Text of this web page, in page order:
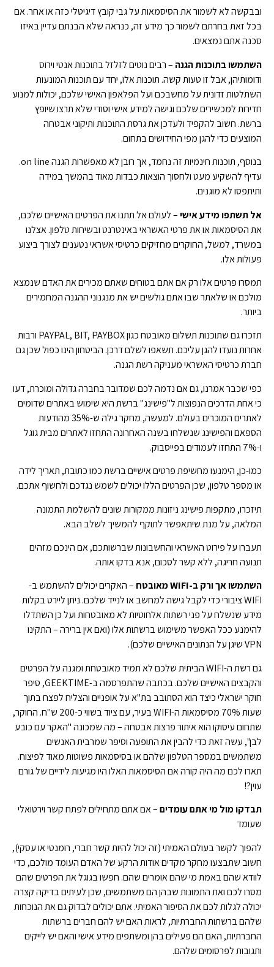
ובבקשה לא לשמור את הסיסמאות על גבי קובץ דיגיטלי כזה או אחר. אם
בכל זאת בחרתם לשמור כך מידע זה, כנראה שלא הבנתם עדיין באיזו
סכנה אתם נמצאים.
השתמשו בתוכנות הגנה – רבים נוטים לזלזל בתוכנות אנטי וירוס
ודומותיהן, אבל זו טעות קשה. תוכנות אלו, יחד עם תוכנות המונעות
השתלטות זדונית על מחשבכם ועל הפלאפון האישי שלכם, יכולות למנוע
חדירות למכשירים שלכם וגישה למידע אישי וסודי שלא תרצו שיופץ
ברשת. חשוב להקפיד ולעדכן את גרסת התוכנות ותיקוני אבטחה
המוצעים כדי להגן מפי החידושים בתחום.
בנוסף, תוכנות חינמיות זה נחמד, אך רובן לא מאפשרות הגנה on line.
עדיף להשקיע מעט ולחסוך הוצאות כבדות מאוד בהמשך במידה
ותיתפסו לא מוגנים.
אל תשתפו מידע אישי– לעולם אל תתנו את הפרטים האישיים שלכם,
את הסיסמאות או את פרטי האשראי באינטרנט ובשיחות טלפון. אצלנו
במשרד, למשל, החוקרים מחזיקים כרטיסי אשראי נטענים לצורך ביצוע
פעולות אלו.
תמסרו פרטים אלו רק אם אתם בטוחים שאתם מכירים את האדם שנמצא
מולכם או שלאתר שבו אתם גולשים יש את מנגנוני ההגנה המחמירים
ביותר.
תזכרו גם שתוכנות תשלום מאובטח כגון PAYPAL, BIT, PAYBOX ורבות
אחרות נועדו להגן עליכם. תשאפו לשלם דרכן. הביטחון הינו כפול שכן גם
חברת כרטיסי האשראי מעניקה רשת הגנה.
כפי שכבר אמרנו, גם אם נדמה לכם שמדובר בחברה גדולה ומוכרת, דעו
כי אחת הדרכים הנפוצות ל"פישינג" ברשת היא שימוש באתרים שדומים
לאתרים המוכרים בעולם. למעשה, מחקר גילה ש-35% מהודעות
הספאם והפישינג שנשלחו בשנה האחרונה התחזו לאתרים מבית גוגל
ו-7% התחזו לעמודים בפייסבוק.
כמו-כן, הימנעו מחשיפת פרטים אישיים ברשת כמו כתובת, תאריך לידה
או מספר טלפון, שכן הפרטים הללו יכולים לשמש נגדכם ולחשוף אתכם.
תיזכרו, מתקפות פישינג ניזונות ממקורות שונים להשלמת התמונה
המלאה, על מנת שיתאפשר לתוקף להמשיך לשלב הבא.
תעברו על פירוט האשראי והחשבונות שברשותכם, אם הינכם מזהים
תנועה חריגה, ללא קשר לסכום, אנא בדקו אותה.
השתמשו אך ורק ב-WIFI מאובטח
– האקרים יכולים להשתמש ב-
WIFI ציבורי כדי לקבל גישה למחשב או לנייד שלכם. ניתן ליירט בקלות
מידע שנשלח על פני רשתות אלחוטיות לא מאובטחות ועל כן השתדלו
להימנע ככל האפשר משימוש ברשתות אלו (ואם אין ברירה – התקינו
VPN שיגן על הנתונים האישיים שלכם).
גם רשת ה-WIFI הביתית שלכם לא תמיד מאובטחת ומגנה על הפרטים
והקבצים האישיים שלכם. בכתבה שהתפרסמה ב-GEEKTIME, סיפר
חוקר ישראלי כיצד הוא הסתובב בת"א על אופניים והצליח לפצח בתוך
שעות 70% מסיסמאות ה-WIFI בעיר, עם ציוד בשווי כ-200 ש"ח. החוקר,
שתחום עיסוקו הוא איתור פרצות אבטחה – מה שמכונה "האקר עם כובע
לבן", עשה זאת כדי להבין את התופעה וסיפר שמרבית האנשים
משתמשים במספר הטלפון שלהם או בסיסמאות פשוטות מאוד לפיצוח.
תארו לכם מה היה קורה אם הסיסמאות האלו היו מגיעות לידיים של גורם
עוין?!
תבדקו מול מי אתם עומדים– אם אתם מתחילים לפתח קשר וירטואלי
שעומד
להפוך לקשר בעולם האמיתי (זה יכול להיות קשר חברי, רומנטי או עסקי),
חשוב שתבצעו מחקר מקדים אודות הרקע של האדם העומד מולכם, כדי
לוודא שהם באמת מי שהם אומרים שהם. חפשו בגוגל את הפרטים שהם
מסרו לכם ואת התמונות שבהן הם משתמשים, שכן לעיתים בדיקה קצרה
יכולה לגלות לכם את הסיפור האמיתי. אתם יכולים לבדוק גם את הנוכחות
שלהם ברשתות החברתיות, לראות האם יש להם חברים ברשתות
החברתיות, האם הם פעילים בהן ומשתפים מידע אישי והאם יש לייקים
ותגובות לפרסומים שלהם.